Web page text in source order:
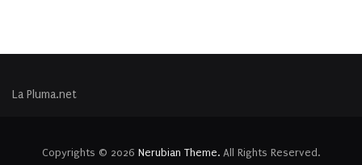
La Pluma.net
Copyrights © 2026 Nerubian Theme. All Rights Reserved.